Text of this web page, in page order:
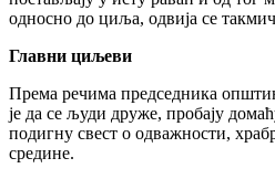
односно до циља, одвија се
Главни циљеви
Према речима председника
је да се људи друже, пробају
подигну свест о одважности,
средине.